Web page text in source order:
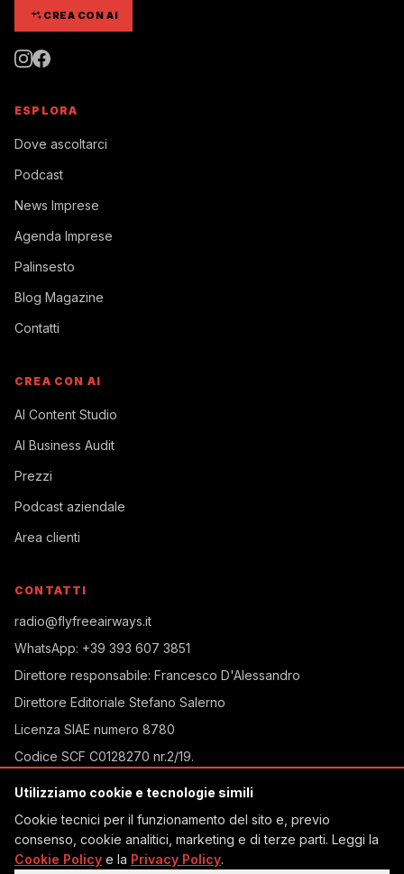
CREA CON AI
ESPLORA
Dove ascoltarci
Podcast
News Imprese
Agenda Imprese
Palinsesto
Blog Magazine
Contatti
CREA CON AI
AI Content Studio
AI Business Audit
Prezzi
Podcast aziendale
Area clienti
CONTATTI
radio@flyfreeairways.it
WhatsApp: +39 393 607 3851
Direttore responsabile: Francesco D'Alessandro
Direttore Editoriale Stefano Salerno
Licenza SIAE numero 8780
Codice SCF C0128270 nr.2/19.
Iscrizione ROC
32232/2018
Torino, TO, Italia
Utilizziamo cookie e tecnologie simili
Cookie tecnici per il funzionamento del sito e, previo
consenso, cookie analitici, marketing e di terze parti. Leggi la
Cookie Policy e la Privacy Policy.